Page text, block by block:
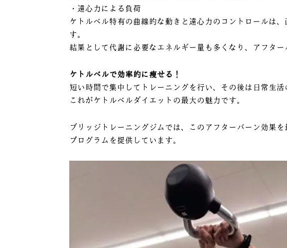
・遠心力による負荷
ケトルベル特有の曲線的な動きと遠心力のコントロールは
す。
結果として代謝に必要なエネルギー量も多くなり、アフター
ケトルベルで効率的に痩せる！
短い時間で集中してトレーニングを行い、その後は日常生活
これがケトルベルダイエットの最大の魅力です。
ブリッジトレーニングジムでは、このアフターバーン効果
プログラムを提供しています。